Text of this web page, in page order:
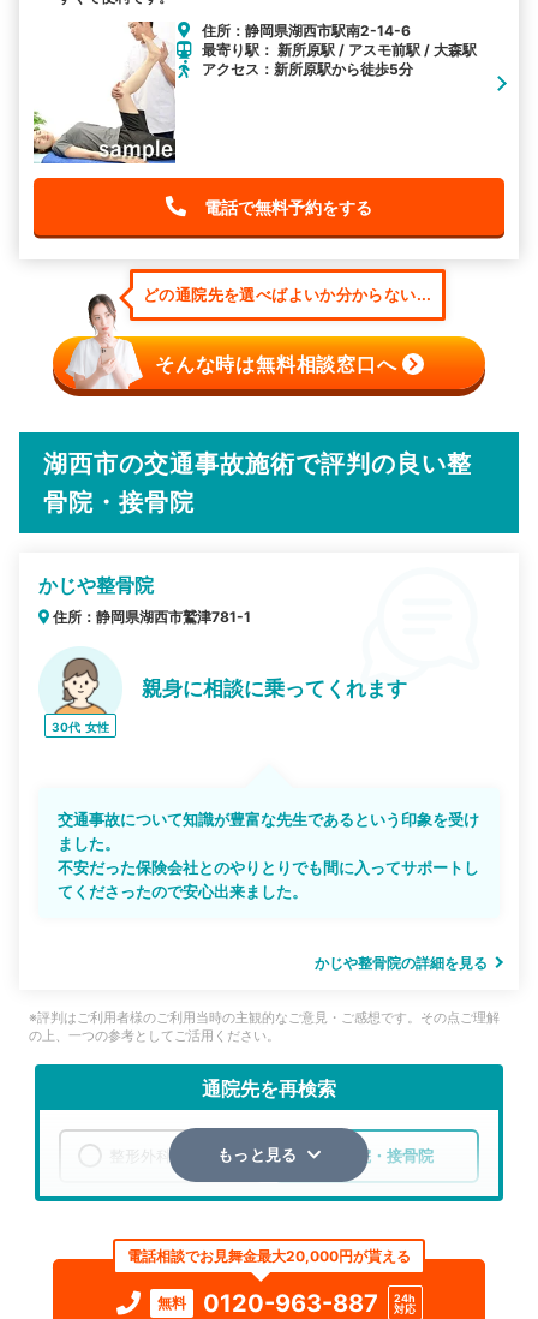
住所：静岡県湖西市駅南2-14-6
最寄り駅： 新所原駅 / アスモ前駅 / 大森駅
アクセス：新所原駅から徒歩5分
電話で無料予約をする
どの通院先を選べばよいか分からない...
そんな時は無料相談窓口へ
湖西市の交通事故施術で評判の良い整
骨院・接骨院
かじや整骨院
住所：静岡県湖西市鷲津781-1
30代 女性
親身に相談に乗ってくれます
交通事故について知識が豊富な先生であるという印象を受け
ました。
不安だった保険会社とのやりとりでも間に入ってサポートし
てくださったので安心出来ました。
かじや整骨院の詳細を見る
※評判はご利用者様のご利用当時の主観的なご意見・ご感想です。その点ご理解
の上、一つの参考としてご活用ください。
通院先を再検索
整形外科 整骨院・接骨院
検索する
もっと見る
電話相談でお見舞金最大20,000円が貰える
無料 0120-963-887
24h
対応